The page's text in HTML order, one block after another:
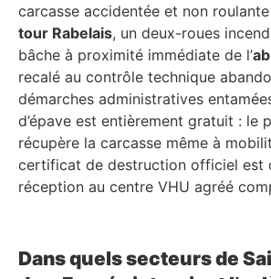
carcasse accidentée et non
tour Rabelais, un deux-roues
bâche à proximité immédiate de l’
recalé au contrôle technique
démarches administratives
d’épave est entièrement gratuit : le
récupère la carcasse même à
certificat de destruction officiel est
réception au centre VHU agréé
Dans quels secteurs de